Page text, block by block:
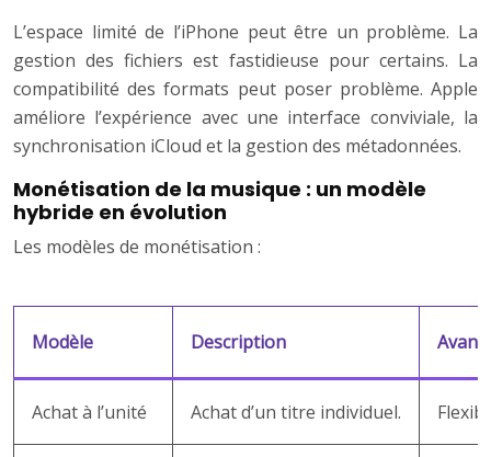
L’espace limité de l’iPhone peut être un problème. La
gestion des fichiers est fastidieuse pour certains. La
compatibilité des formats peut poser problème. Apple
améliore l’expérience avec une interface conviviale, la
synchronisation iCloud et la gestion des métadonnées.
Monétisation de la musique : un modèle
hybride en évolution
Les modèles de monétisation :
Modèle Description
Achat à l’unité Achat d’un titre individuel.